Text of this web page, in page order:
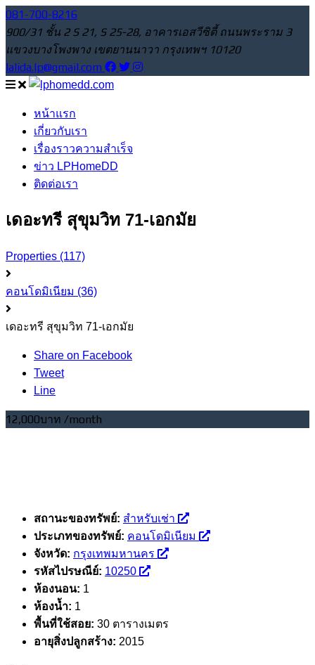
081-700-8216
900/31 ชั้น 2 S 21, S 25-28, อาคารเอสวีซิตี้ ถนนพระราม 3
แขวงบางโพงพาง เขตยานนาวา กรุงเทพฯ 10120
lalida.lp@gmail.com
หน้าแรก
เกี่ยวกับเรา
เรื่องราวความสำเร็จ
ข่าว LPHomeDD
ติดต่อเรา
เดอะทรี สุขุมวิท 71-เอกมัย
Properties (117)
คอนโดมิเนียม (36)
เดอะทรี สุขุมวิท 71-เอกมัย
Share on Facebook
Tweet
Line
12,000บาท /month
สถานะของทรัพย์: สำหรับเช่า
ประเภทของทรัพย์: คอนโดมิเนียม
จังหวัด: กรุงเทพมหานคร
รหัสไปรษณีย์: 10250
ห้องนอน: 1
ห้องน้ำ: 1
พื้นที่ใช้สอย: 30 ตารางเมตร
อายุสิ่งปลูกสร้าง: 2015